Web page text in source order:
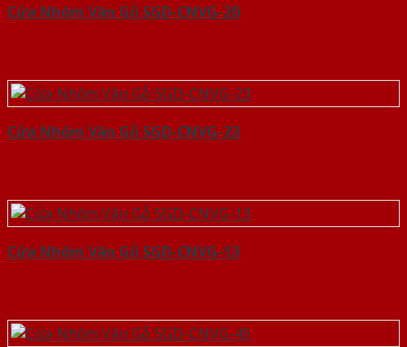
Cửa Nhôm Vân Gỗ SGD-CNVG-20
Cửa Nhôm Vân Gỗ SGD-CNVG-23
Cửa Nhôm Vân Gỗ SGD-CNVG-13